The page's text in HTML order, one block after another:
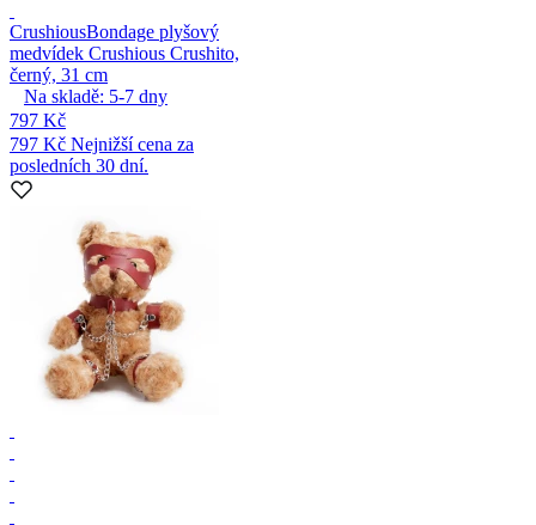
CrushiousBondage plyšový
medvídek Crushious Crushito,
černý, 31 cm
Na skladě: 5-7 dny
797 Kč
797 Kč Nejnižší cena za
posledních 30 dní.